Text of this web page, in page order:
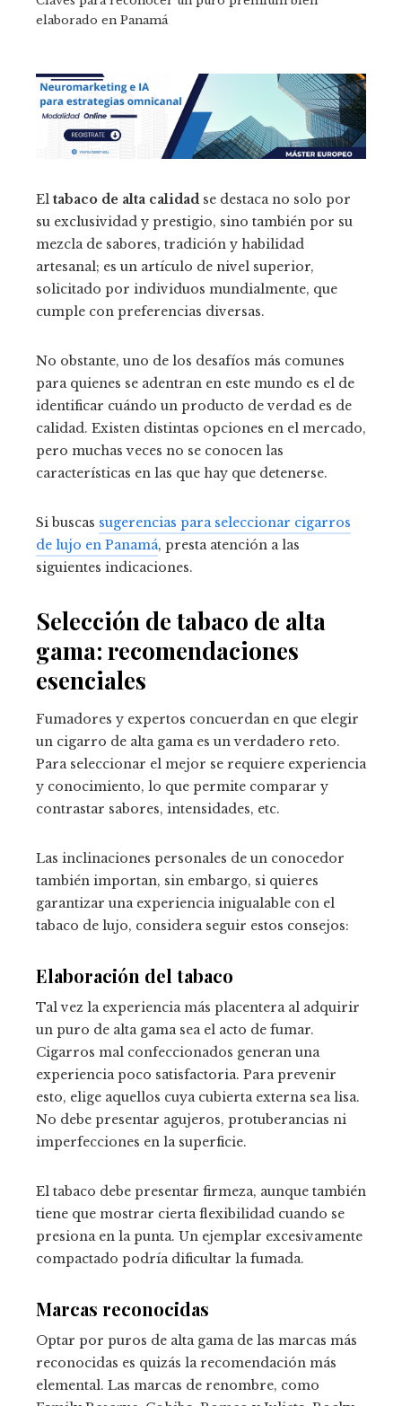
elaborado en Panamá
El tabaco de alta calidad se destaca no solo por
su exclusividad y prestigio, sino también por su
mezcla de sabores, tradición y habilidad
artesanal; es un artículo de nivel superior,
solicitado por individuos mundialmente, que
cumple con preferencias diversas.
No obstante, uno de los desafíos más comunes
para quienes se adentran en este mundo es el de
identificar cuándo un producto de verdad es de
calidad. Existen distintas opciones en el mercado,
pero muchas veces no se conocen las
características en las que hay que detenerse.
Si buscas sugerencias para seleccionar cigarros
de lujo en Panamá, presta atención a las
siguientes indicaciones.
Selección de tabaco de alta
gama: recomendaciones
esenciales
Fumadores y expertos concuerdan en que elegir
un cigarro de alta gama es un verdadero reto.
Para seleccionar el mejor se requiere experiencia
y conocimiento, lo que permite comparar y
contrastar sabores, intensidades, etc.
Las inclinaciones personales de un conocedor
también importan, sin embargo, si quieres
garantizar una experiencia inigualable con el
tabaco de lujo, considera seguir estos consejos:
Elaboración del tabaco
Tal vez la experiencia más placentera al adquirir
un puro de alta gama sea el acto de fumar.
Cigarros mal confeccionados generan una
experiencia poco satisfactoria. Para prevenir
esto, elige aquellos cuya cubierta externa sea lisa.
No debe presentar agujeros, protuberancias ni
imperfecciones en la superficie.
El tabaco debe presentar firmeza, aunque también
tiene que mostrar cierta flexibilidad cuando se
presiona en la punta. Un ejemplar excesivamente
compactado podría dificultar la fumada.
Marcas reconocidas
Optar por puros de alta gama de las marcas más
reconocidas es quizás la recomendación más
elemental. Las marcas de renombre, como